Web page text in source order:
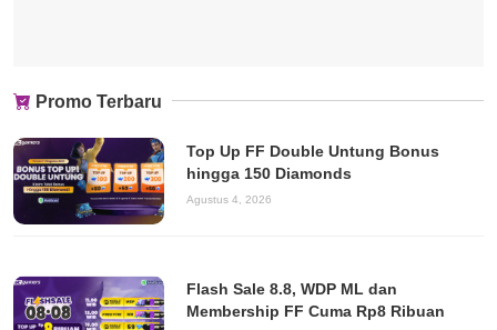
Promo Terbaru
Top Up FF Double Untung Bonus
hingga 150 Diamonds
Agustus 4, 2026
Flash Sale 8.8, WDP ML dan
Membership FF Cuma Rp8 Ribuan